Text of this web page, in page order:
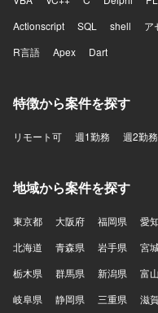
Actionscript
SQL shell ア
R言語
Apex Dart
特徴から案件を探す
リモート可 週1勤務 週2勤務
地域から案件を探す
東京都 大阪府 福岡県 愛
北海道
青森県 岩手県 宮
栃木県
群馬県 新潟県 富
岐阜県
静岡県 三重県 滋